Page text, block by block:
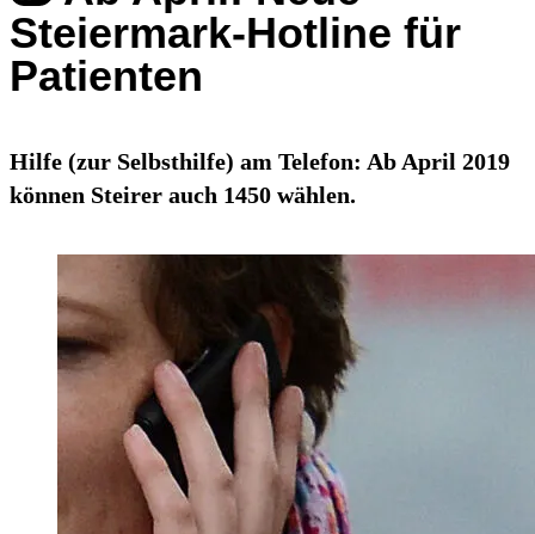
Steiermark-Hotline für
Patienten
Hilfe (zur Selbsthilfe) am Telefon: Ab April 2019
können Steirer auch 1450 wählen.